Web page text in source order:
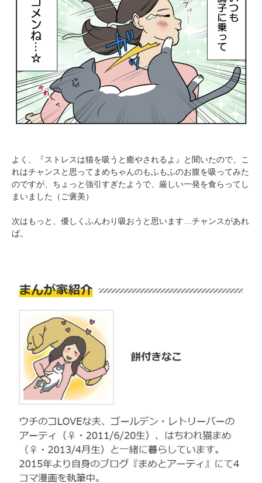
よく、『ストレスは猫を吸うと癒やされるよ』と聞いたので、こ
れはチャンスと思ってまめちゃんのもふもふのお腹を吸ってみた
のですが、ちょっと強引すぎたようで、厳しい一発を食らってし
まいました（ご褒美）
次はもっと、優しくふんわり吸おうと思います…チャンスがあれ
ば。
閉じる
pecodogs
いぬ部をフォロー
pecocats
ねこ部をフォロー
PECOアプリをダウンロード済みの方
アプリで開く